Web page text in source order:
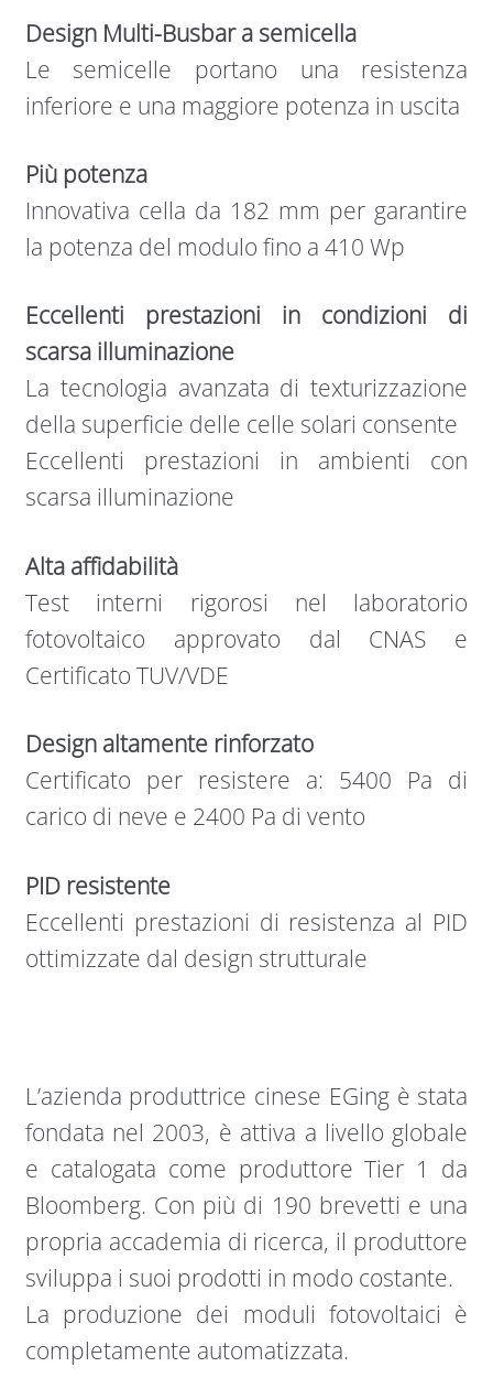
Design Multi-Busbar a semicella
Le semicelle portano una resistenza
inferiore e una maggiore potenza in uscita
Più potenza
Innovativa cella da 182 mm per garantire
la potenza del modulo fino a 410 Wp
Eccellenti prestazioni in condizioni di
scarsa illuminazione
La tecnologia avanzata di texturizzazione
della superficie delle celle solari consente
Eccellenti prestazioni in ambienti con
scarsa illuminazione
Alta affidabilità
Test interni rigorosi nel laboratorio
fotovoltaico approvato dal CNAS e
Certificato TUV/VDE
Design altamente rinforzato
Certificato per resistere a: 5400 Pa di
carico di neve e 2400 Pa di vento
PID resistente
Eccellenti prestazioni di resistenza al PID
ottimizzate dal design strutturale
L’azienda produttrice cinese EGing è stata
fondata nel 2003, è attiva a livello globale
e catalogata come produttore Tier 1 da
Bloomberg. Con più di 190 brevetti e una
propria accademia di ricerca, il produttore
sviluppa i suoi prodotti in modo costante.
La produzione dei moduli fotovoltaici è
completamente automatizzata.